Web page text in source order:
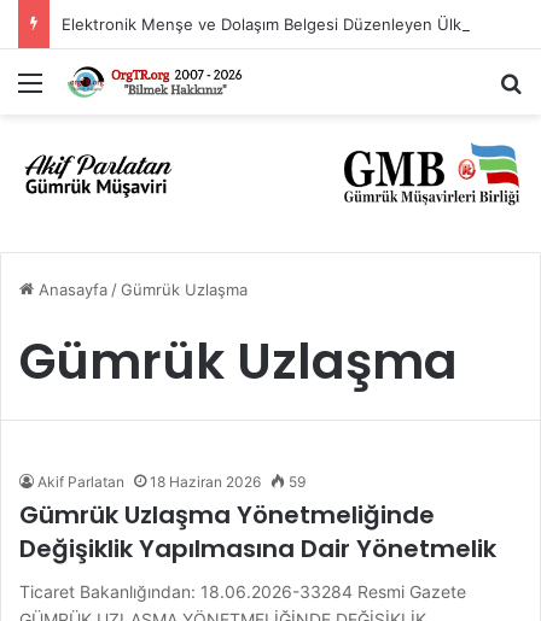
Menü
Anasayfa/Gümrük Uzlaşma
Gümrük Uzlaşma
Akif Parlatan 18 Haziran 2026 59
Gümrük Uzlaşma Yönetmeliğinde
Değişiklik Yapılmasına Dair Yönetmelik
Ticaret Bakanlığından: 18.06.2026-33284 Resmi Gazete